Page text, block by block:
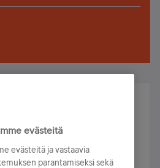
ja voita!
olet mukana arvonnassa.
evästeitä
evästeitä ja vastaavia
parantamiseksi sekä